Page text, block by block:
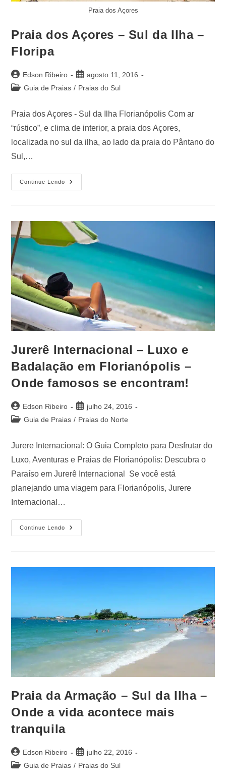
Praia dos Açores
Praia dos Açores – Sul da Ilha –
Floripa
Edson Ribeiro
agosto 11, 2016
Guia de Praias / Praias do Sul
Praia dos Açores - Sul da Ilha Florianópolis Com ar
“rústico”, e clima de interior, a praia dos Açores,
localizada no sul da ilha, ao lado da praia do Pântano do
Sul,…
Continue Lendo
Jurerê Internacional – Luxo e
Badalação em Florianópolis –
Onde famosos se encontram!
Edson Ribeiro
julho 24, 2016
Guia de Praias / Praias do Norte
Jurere Internacional: O Guia Completo para Desfrutar do
Luxo, Aventuras e Praias de Florianópolis: Descubra o
Paraíso em Jurerê Internacional Se você está
planejando uma viagem para Florianópolis, Jurere
Internacional…
Continue Lendo
Praia da Armação – Sul da Ilha –
Onde a vida acontece mais
tranquila
Edson Ribeiro
julho 22, 2016
Guia de Praias / Praias do Sul